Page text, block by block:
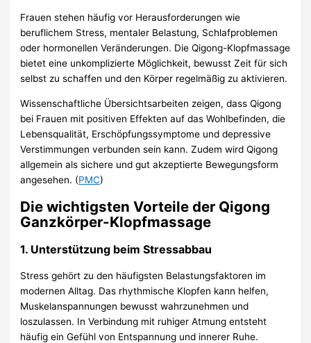
Frauen stehen häufig vor Herausforderungen wie
beruflichem Stress, mentaler Belastung, Schlafproblemen
oder hormonellen Veränderungen. Die Qigong-Klopfmassage
bietet eine unkomplizierte Möglichkeit, bewusst Zeit für sich
selbst zu schaffen und den Körper regelmäßig zu aktivieren.
Wissenschaftliche Übersichtsarbeiten zeigen, dass Qigong
bei Frauen mit positiven Effekten auf das Wohlbefinden, die
Lebensqualität, Erschöpfungssymptome und depressive
Verstimmungen verbunden sein kann. Zudem wird Qigong
allgemein als sichere und gut akzeptierte Bewegungsform
angesehen. (PMC)
Die wichtigsten Vorteile der Qigong
Ganzkörper-Klopfmassage
1. Unterstützung beim Stressabbau
Stress gehört zu den häufigsten Belastungsfaktoren im
modernen Alltag. Das rhythmische Klopfen kann helfen,
Muskelanspannungen bewusst wahrzunehmen und
loszulassen. In Verbindung mit ruhiger Atmung entsteht
häufig ein Gefühl von Entspannung und innerer Ruhe.